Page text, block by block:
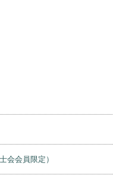
会会員限定）